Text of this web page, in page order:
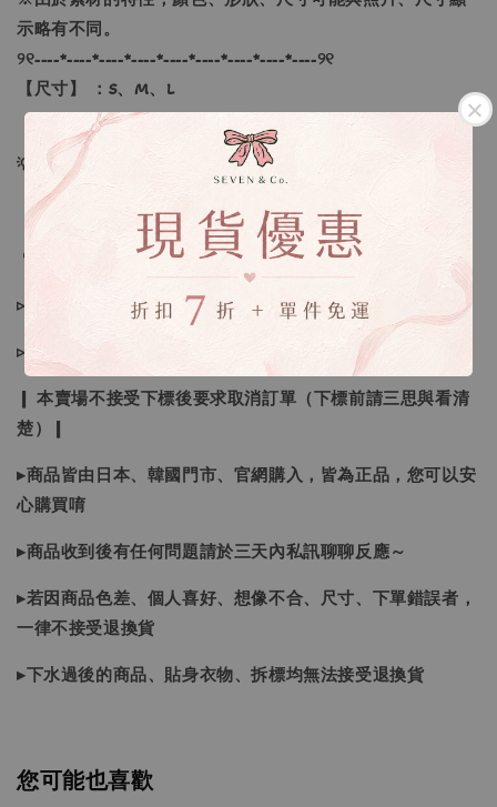
示略有不同。
୨୧----*----*----*----*----*----*----*----*----୨୧
【尺寸】 ：S、M、L
💡訂單依照下單順序為主唷！
🔍IG搜尋：Sevenjewelry.co
▹現貨商品１～３日內寄出
▹預購商品７～２１日（不含假日）寄出，如遇缺貨請見諒！
❙ 本賣場不接受下標後要求取消訂單（下標前請三思與看清
楚）❙
▸商品皆由日本、韓國門市、官網購入，皆為正品，您可以安
心購買唷
▸商品收到後有任何問題請於三天內私訊聊聊反應～
▸若因商品色差、個人喜好、想像不合、尺寸、下單錯誤者，
一律不接受退換貨
▸下水過後的商品、貼身衣物、拆標均無法接受退換貨
您可能也喜歡